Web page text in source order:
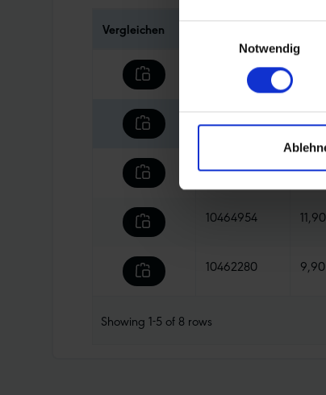
Notwendig
Vergleichen
10464801
10464913
10464954
10462280
Showing 1-5of 8 rows